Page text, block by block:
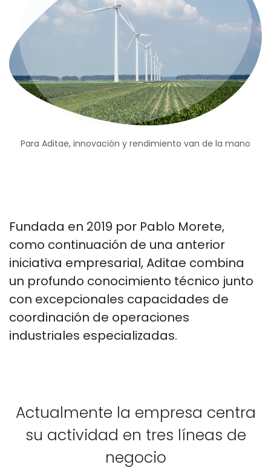
Para Aditae, innovación y rendimiento van de la mano
Fundada en 2019 por Pablo Morete,
como continuación de una anterior
iniciativa empresarial, Aditae combina
un profundo conocimiento técnico junto
con excepcionales capacidades de
coordinación de operaciones
industriales especializadas.
Actualmente la empresa centra
su actividad en tres líneas de
negocio